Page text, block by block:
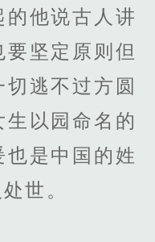
他说古人讲
坚定原则但
逃不过方圆
以园命名的
是中国的姓
世。